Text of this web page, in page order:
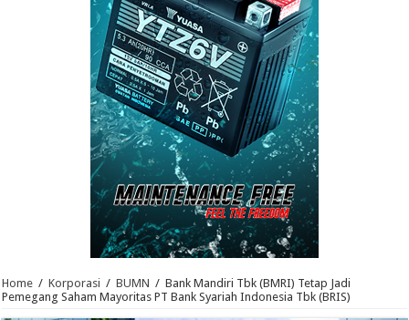
Home / Korporasi / BUMN / Bank Mandiri Tbk (BMRI) Tetap Jadi
Pemegang Saham Mayoritas PT Bank Syariah Indonesia Tbk (BRIS)